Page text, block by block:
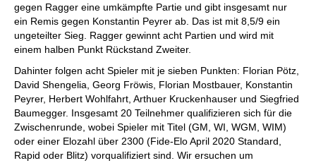
gegen Ragger eine umkämpfte Partie und gibt insgesamt nur
ein Remis gegen Konstantin Peyrer ab. Das ist mit 8,5/9 ein
ungeteilter Sieg. Ragger gewinnt acht Partien und wird mit
einem halben Punkt Rückstand Zweiter.
Dahinter folgen acht Spieler mit je sieben Punkten: Florian Pötz,
David Shengelia, Georg Fröwis, Florian Mostbauer, Konstantin
Peyrer, Herbert Wohlfahrt, Arthuer Kruckenhauser und Siegfried
Baumegger. Insgesamt 20 Teilnehmer qualifizieren sich für die
Zwischenrunde, wobei Spieler mit Titel (GM, WI, WGM, WIM)
oder einer Elozahl über 2300 (Fide-Elo April 2020 Standard,
Rapid oder Blitz) vorqualifiziert sind. Wir ersuchen um